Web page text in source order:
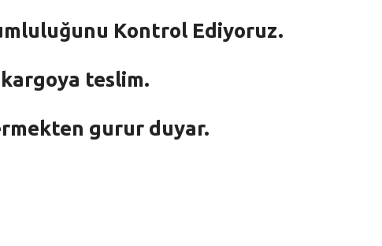
Kontrol Ediyoruz.
teslim.
gurur duyar.